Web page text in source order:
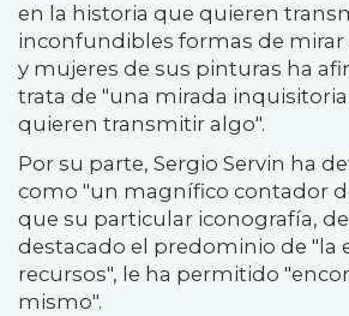
en la historia que quieren
inconfundibles formas de
y mujeres de sus pinturas ha
trata de "una mirada
quieren transmitir algo".
Por su parte, Sergio Servin ha
como "un magnífico contador
que su particular iconografía,
destacado el predominio de "la
recursos", le ha permitido
mismo".